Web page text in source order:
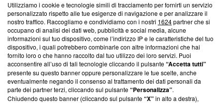
Questa sezione offre informazioni trasparenti su Blasting
News, sui nostri processi editoriali e su come ci impegniamo a
creare news di qualità. Inoltre, afferma la nostra aderenza a
‘Trust Project - News with Integrity’Blasting News non è
ancora membro del programma, ma ha richiesto di farne
parte; Trust Project non ha ancora effettuato una verifica di
conformità agli standard.
Su di noi
Utilizziamo i cookie e tecnologie simili di tracciamento per fornirti un servizio
personalizzato rispetto alle tue esigenze di navigazione e per analizzare il
nostro traffico. Raccogliamo e condividiamo con i nostri 1624partner che si
occupano di analisi dei dati web, pubblicità e social media, alcune
informazioni sul tuo dispositivo, come l’indirizzo IP e le caratteristiche del tuo
dispositivo, i quali potrebbero combinarle con altre informazioni che hai
fornito loro o che hanno raccolto dal tuo utilizzo dei loro servizi. Puoi
acconsentire all’uso di tali tecnologie cliccando il pulsante“Accetta tutti”
presente su questo banner oppure personalizzare le tue scelte, anche
eventualmente negando il consenso al trattamento dei dati personali da
parte dei partner terzi, cliccando sul pulsante“Personalizza”.
Chiudendo questo banner (cliccando sul pulsante“X”in alto a destra),